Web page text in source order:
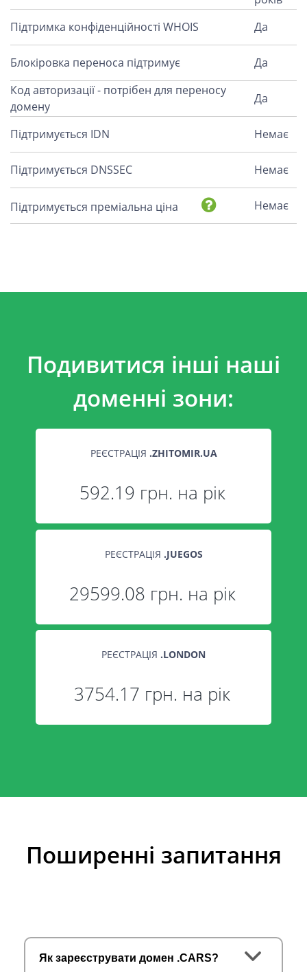
Підтримка конфіденційності WHOIS
Да
Блокіровка переноса підтримує
Да
Код авторизації - потрібен для переносу
домену
Да
Підтримується IDN Немає
Підтримується DNSSEC Немає
Підтримується преміальна ціна Немає
Подивитися інші наші
доменні зони:
РЕЄСТРАЦІЯ .ZHITOMIR.UA
592.19 грн. на рік
РЕЄСТРАЦІЯ .JUEGOS
29599.08 грн. на рік
РЕЄСТРАЦІЯ .LONDON
3754.17 грн. на рік
Поширенні запитання
Як зареєструвати домен .CARS?